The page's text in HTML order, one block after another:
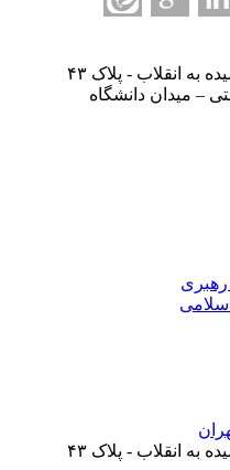
انقلاب - پلاک ۴۳
– میدان دانشگاه
انقلاب - پلاک ۴۳